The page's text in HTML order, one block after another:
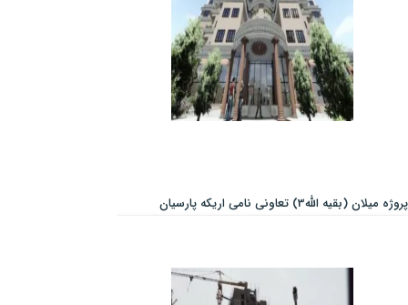
پروژه میلان (بقیه الله3) تعاونی نامی اریکه پارسیان